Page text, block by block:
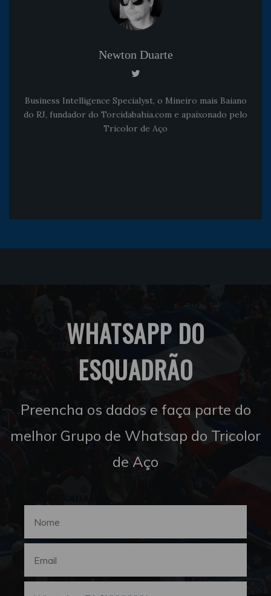
Newton Duarte
Business Intelligence Specialyst, o Mineiro mais Baiano
do RJ, fundador do Torcidabahia.com e apaixonado pelo
Tricolor de Aço
WHATSAPP DO
ESQUADRÃO
Preencha os dados e faça parte do
melhor Grupo de Whatsap do Tricolor
de Aço